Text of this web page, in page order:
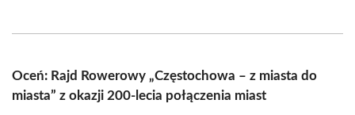
Oceń: Rajd Rowerowy „Częstochowa – z miasta do
miasta” z okazji 200-lecia połączenia miast